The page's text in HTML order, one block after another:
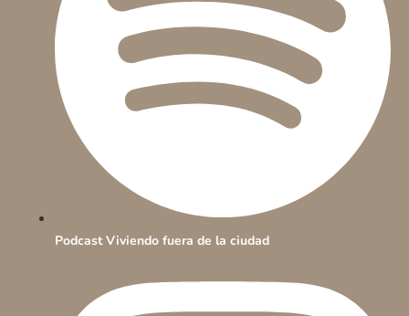
Podcast Viviendo fuera de la ciudad